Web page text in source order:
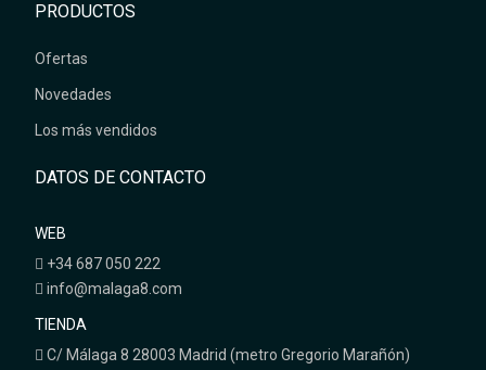
PRODUCTOS
Ofertas
Novedades
Los más vendidos
DATOS DE CONTACTO
WEB
+34 687 050 222
info@malaga8.com
TIENDA
C/ Málaga 8 28003 Madrid (metro Gregorio Marañón)